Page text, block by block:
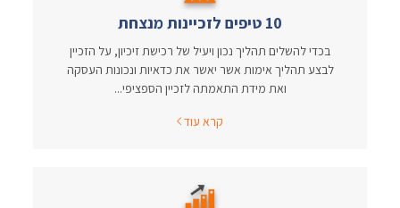
10 טיפים לזכיינות מנצחת
בכדי להשלים תהליך נכון ויעיל של רכישת זיכיון, על הזכיין
לבצע תהליך אימות אשר יאשר את כדאיות ונכונות העסקה
ואת מידת התאמתה לזכיין הספציפי...
קרא עוד